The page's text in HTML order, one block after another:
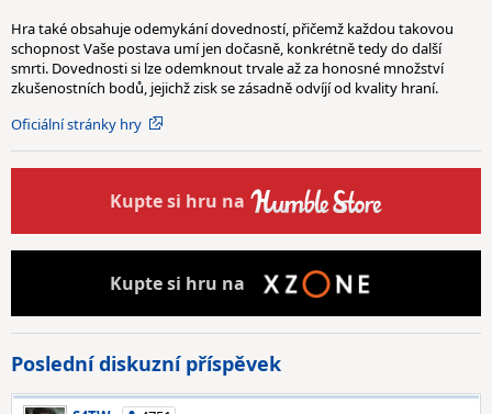
Hra také obsahuje odemykání dovedností, přičemž každou takovou
schopnost Vaše postava umí jen dočasně, konkrétně tedy do další
smrti. Dovednosti si lze odemknout trvale až za honosné množství
zkušenostních bodů, jejichž zisk se zásadně odvíjí od kvality hraní.
Oficiální stránky hry
Kuptesi hru na
Kuptesi hru na
Poslední diskuzní příspěvek